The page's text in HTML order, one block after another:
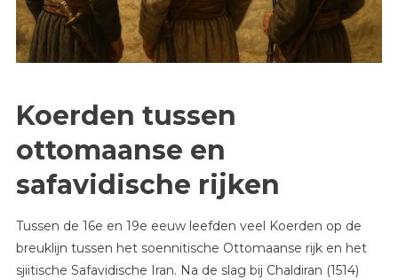
Koerden tussen
ottomaanse en
safavidische rijken
Tussen de 16e en 19e eeuw leefden veel Koerden op de
breuklijn tussen het soennitische Ottomaanse rijk en het
sjiitische Safavidische Iran. Na de slag bij Chaldiran (1514)